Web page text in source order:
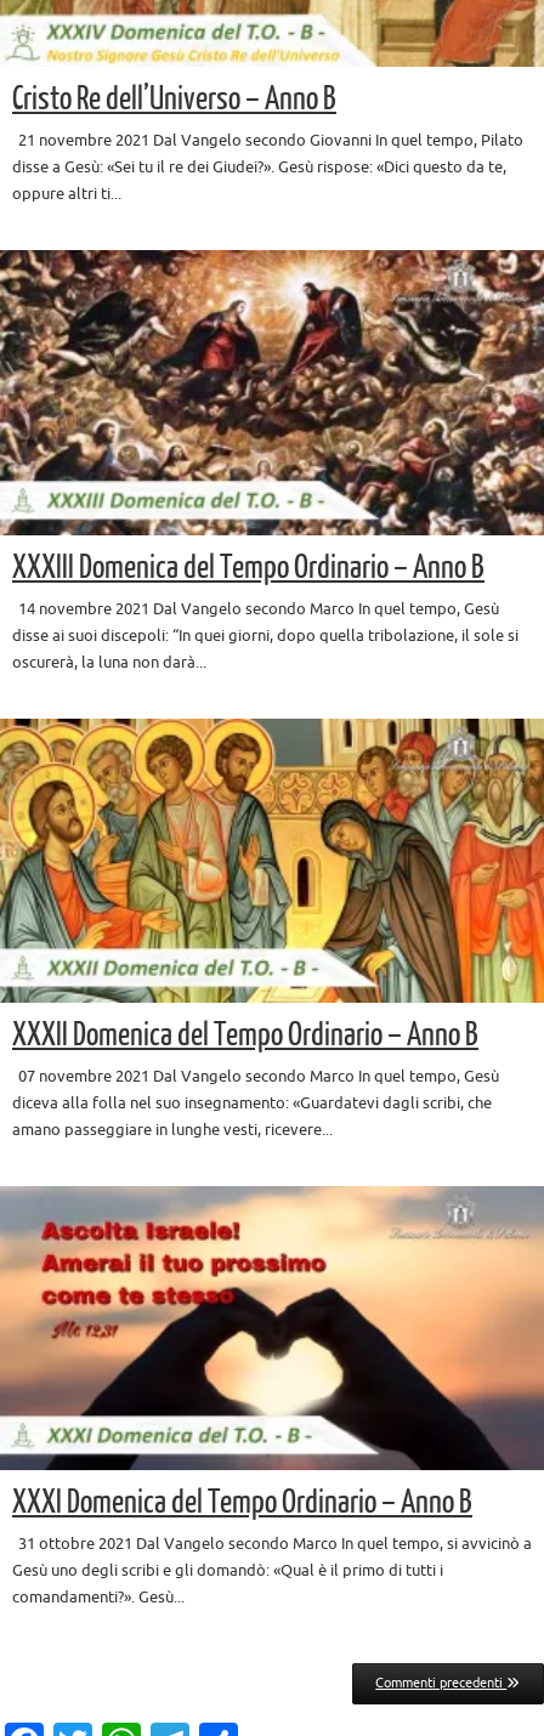
Cristo Re dell’Universo – Anno B
21 novembre 2021 Dal Vangelo secondo Giovanni In quel tempo, Pilato
disse a Gesù: «Sei tu il re dei Giudei?». Gesù rispose: «Dici questo da te,
oppure altri ti...
XXXIII Domenica del Tempo Ordinario – Anno B
14 novembre 2021 Dal Vangelo secondo Marco In quel tempo, Gesù
disse ai suoi discepoli: “In quei giorni, dopo quella tribolazione, il sole si
oscurerà, la luna non darà...
XXXII Domenica del Tempo Ordinario – Anno B
07 novembre 2021 Dal Vangelo secondo Marco In quel tempo, Gesù
diceva alla folla nel suo insegnamento: «Guardatevi dagli scribi, che
amano passeggiare in lunghe vesti, ricevere...
XXXI Domenica del Tempo Ordinario – Anno B
31 ottobre 2021 Dal Vangelo secondo Marco In quel tempo, si avvicinò a
Gesù uno degli scribi e gli domandò: «Qual è il primo di tutti i
comandamenti?». Gesù...
Commenti precedenti